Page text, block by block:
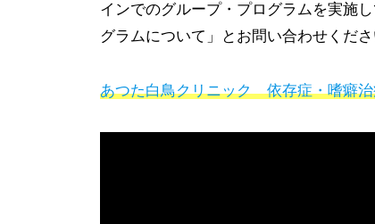
インでのグループ・プログラムを実施
グラムについて」とお問い合わせくださ
あつた白鳥クリニック 依存症・嗜癖